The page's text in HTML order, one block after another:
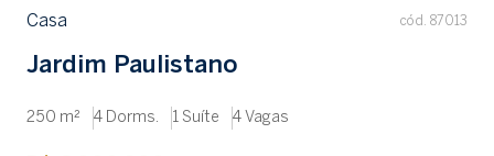
Casa cód. 87013
Jardim Paulistano
250 m² 4 Dorms. 1 Suíte 4 Vagas